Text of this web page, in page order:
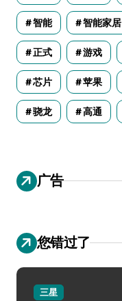
智能 智能家居
正式 游戏
芯片 苹果
骁龙 高通
广告
您错过了
三星